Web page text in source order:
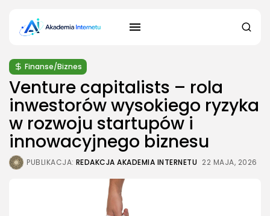
Finanse/Biznes
Venture capitalists – rola
inwestorów wysokiego ryzyka
w rozwoju startupów i
innowacyjnego biznesu
PUBLIKACJA: REDAKCJA AKADEMIA INTERNETU 22 MAJA, 2026